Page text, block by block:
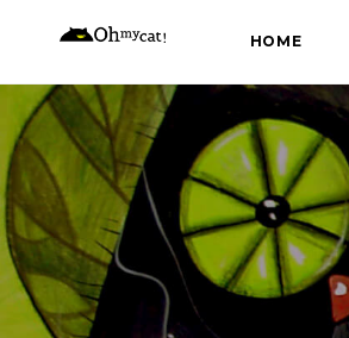
content
HOME